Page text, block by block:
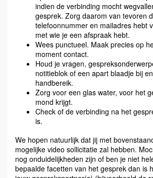
indien de verbinding mocht
gesprek. Zorg daarom van tevoren
telefoonnummer en mailadres hebt
met wie je een afspraak hebt.
Wees punctueel. Maak precies op
moment contact.
Houd je vragen,
notitieblok of een apart blaadje bij
handbereik.
Zorg voor een glas water, voor het
mond krijgt.
Check of de verbinding na het
is.
We hopen natuurlijk dat jij met
mogelijke video sollicitatie zal hebben.
nog onduidelijkheden zijn of ben je niet
bepaalde facetten van het gesprek dan is